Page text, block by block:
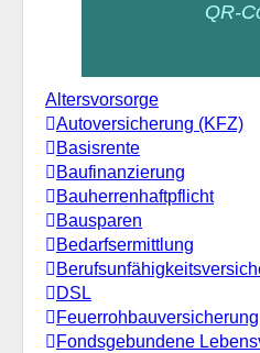
QR-
Altersvorsorge
Autoversicherung (KFZ)
Basisrente
Baufinanzierung
Bauherrenhaftpflicht
Bausparen
Bedarfsermittlung
DSL
Feuerrohbauversicherung
Fondsgebundene